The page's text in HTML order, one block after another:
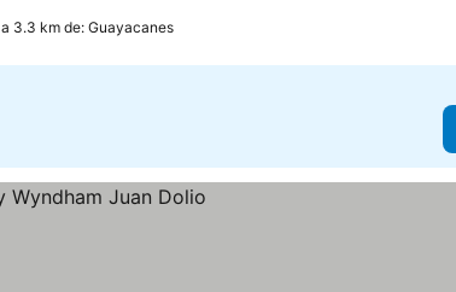
a 3.3 km de: Guayacanes